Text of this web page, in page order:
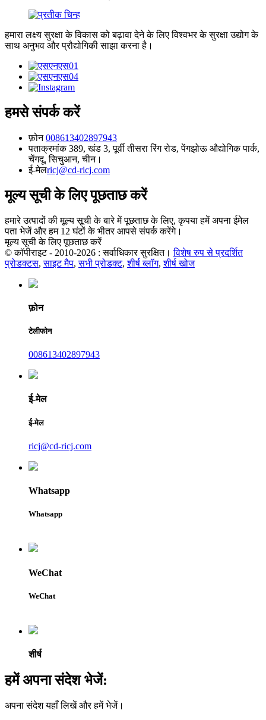
हमारा लक्ष्य सुरक्षा के विकास को बढ़ावा देने के लिए विश्वभर के सुरक्षा उद्योग के
साथ अनुभव और प्रौद्योगिकी साझा करना है।
हमसे संपर्क करें
फ़ोन 008613402897943
पताक्रमांक 389, खंड 3, पूर्वी तीसरा रिंग रोड, पेंगझोऊ औद्योगिक पार्क,
चेंगदू, सिचुआन, चीन।
ई-मेलricj@cd-ricj.com
मूल्य सूची के लिए पूछताछ करें
हमारे उत्पादों की मूल्य सूची के बारे में पूछताछ के लिए, कृपया हमें अपना ईमेल
पता भेजें और हम 12 घंटों के भीतर आपसे संपर्क करेंगे।
मूल्य सूची के लिए पूछताछ करें
© कॉपीराइट - 2010-2026 : सर्वाधिकार सुरक्षित। विशेष रुप से प्रदर्शित
प्रोडक्टस,साइट मैप,सभी प्रोडक्ट,शीर्ष ब्लॉग,शीर्ष खोज
फ़ोन
टेलीफोन
008613402897943
ई-मेल
ई-मेल
ricj@cd-ricj.com
Whatsapp
Whatsapp
WeChat
WeChat
शीर्ष
हमें अपना संदेश भेजें:
अपना संदेश यहाँ लिखें और हमें भेजें।